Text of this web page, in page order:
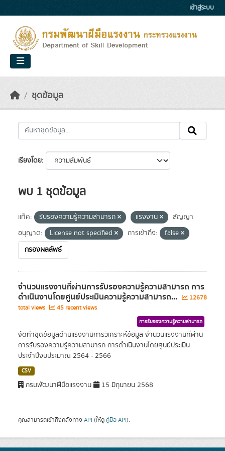
เข้าสู่ระบบ
ชุดข้อมูล
เรียงโดย
พบ 1 ชุดข้อมูล
แท็ค: รับรองความรู้ความสามารถ แรงงาน
สัญญา
อนุญาต:
License not specified การเข้าถึง:
false
กรองผลลัพธ์
จำนวนแรงงานที่ผ่านการรับรองความรู้ความสามารถ การ
ดำเนินงานโดยศูนย์ประเมินความรู้ความสามารถ...
12678
total views
45 recent views
การรับรองความรู้ความสามารถ
จัดทำชุดข้อมูลด้านแรงงานการวิเคราะห์ข้อมูล จำนวนแรงงานที่ผ่าน
การรับรองความรู้ความสามารถ การดำเนินงานโดยศูนย์ประเมิน
ประจำปีงบประมาณ 2564 - 2566
CSV
กรมพัฒนาฝีมือแรงงาน 15 มิถุนายน 2568
คุณสามารถเข้าถึงคลังทาง API (ให้ดู คู่มือ API).